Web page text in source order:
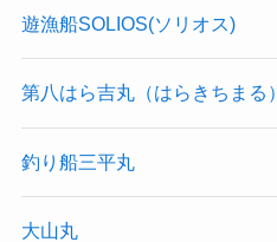
遊漁船SOLIOS(ソリオス)
第八はら吉丸（はらきちまる）
釣り船三平丸
大山丸